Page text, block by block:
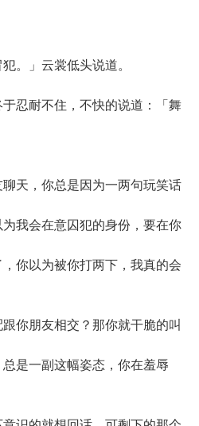
」云裳低头说道。
忍耐不住，不快的说道：「舞
天，你总是因为一两句玩笑话
我会在意囚犯的身份，要在你
你以为被你打两下，我真的会
朋友相交？那你就干脆的叫
是一副这幅姿态，你在羞辱